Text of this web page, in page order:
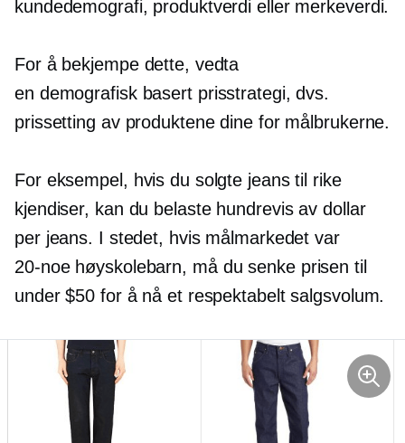
kundedemografi, produktverdi eller merkeverdi.
For å bekjempe dette, vedta
en demografisk basertprisstrategi, dvs.
prissetting av produktene dine for målbrukerne.
For eksempel, hvis du solgte jeans til rike
kjendiser, kan du belaste hundrevis av dollar
per jeans. I stedet, hvis målmarkedet var
20-noehøyskolebarn, må du senke prisen til
under $50 for å nå et respektabelt salgsvolum.